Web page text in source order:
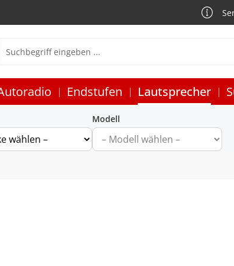
Endstufen Lautsprecher
Modell